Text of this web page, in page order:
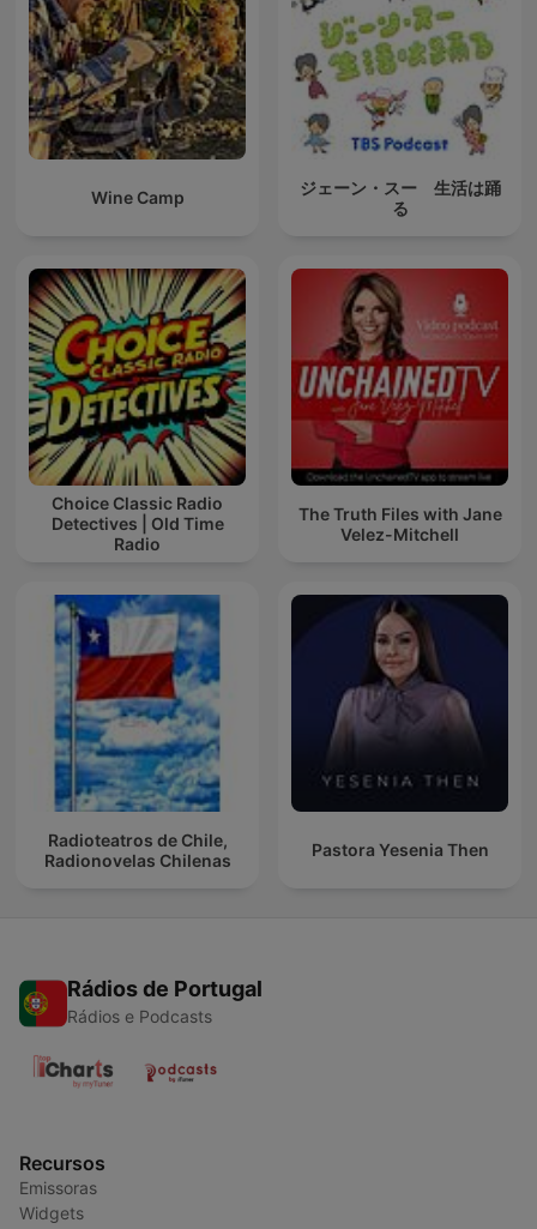
Wine Camp
ジェーン・スー 生活は踊
る
Choice Classic Radio
Detectives | Old Time
Radio
The Truth Files with Jane
Velez-Mitchell
Radioteatros de Chile,
Radionovelas Chilenas
Pastora Yesenia Then
Rádios de Portugal
Rádios e Podcasts
Recursos
Emissoras
Widgets